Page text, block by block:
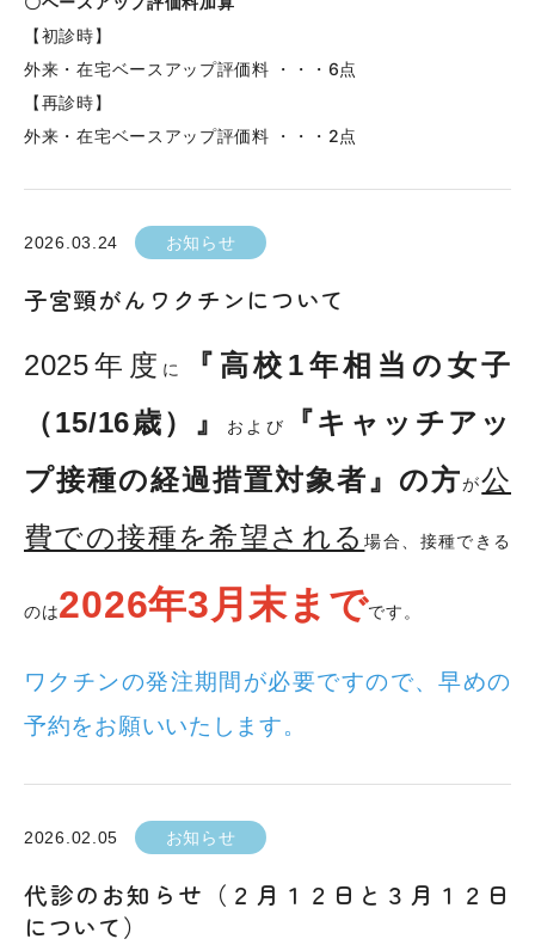
【初診時】
外来・在宅ベースアップ評価料 ・・・6点
【再診時】
外来・在宅ベースアップ評価料 ・・・2点
2026.03.24 お知らせ
子宮頸がんワクチンについて
2025年度 に 『高校 1年相当の女子
（15/16歳）』 および
『キャッチアッ
プ接種の経過措置対象者』の方が公
費での接種を希望される場合、接種できる
のは2026年3月末までです。
ワクチンの発注期間が必要ですので、早めの
予約をお願いいたします。
2026.02.05 お知らせ
代診のお知らせ（２月１２日と３月１２日
について）